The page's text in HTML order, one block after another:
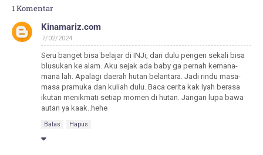
1 Komentar
Kinamariz.com
7/02/2024
Seru banget bisa belajar di INJi, dari dulu pengen sekali bisa
blusukan ke alam. Aku sejak ada baby ga pernah kemana-
mana lah. Apalagi daerah hutan belantara. Jadi rindu masa-
masa pramuka dan kuliah dulu. Baca cerita kak Iyah berasa
ikutan menikmati setiap momen di hutan. Jangan lupa bawa
autan ya kaak..hehe
Balas Hapus